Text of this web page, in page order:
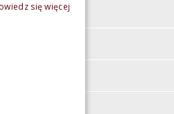
10:00 - 15:00
konto
się więcej